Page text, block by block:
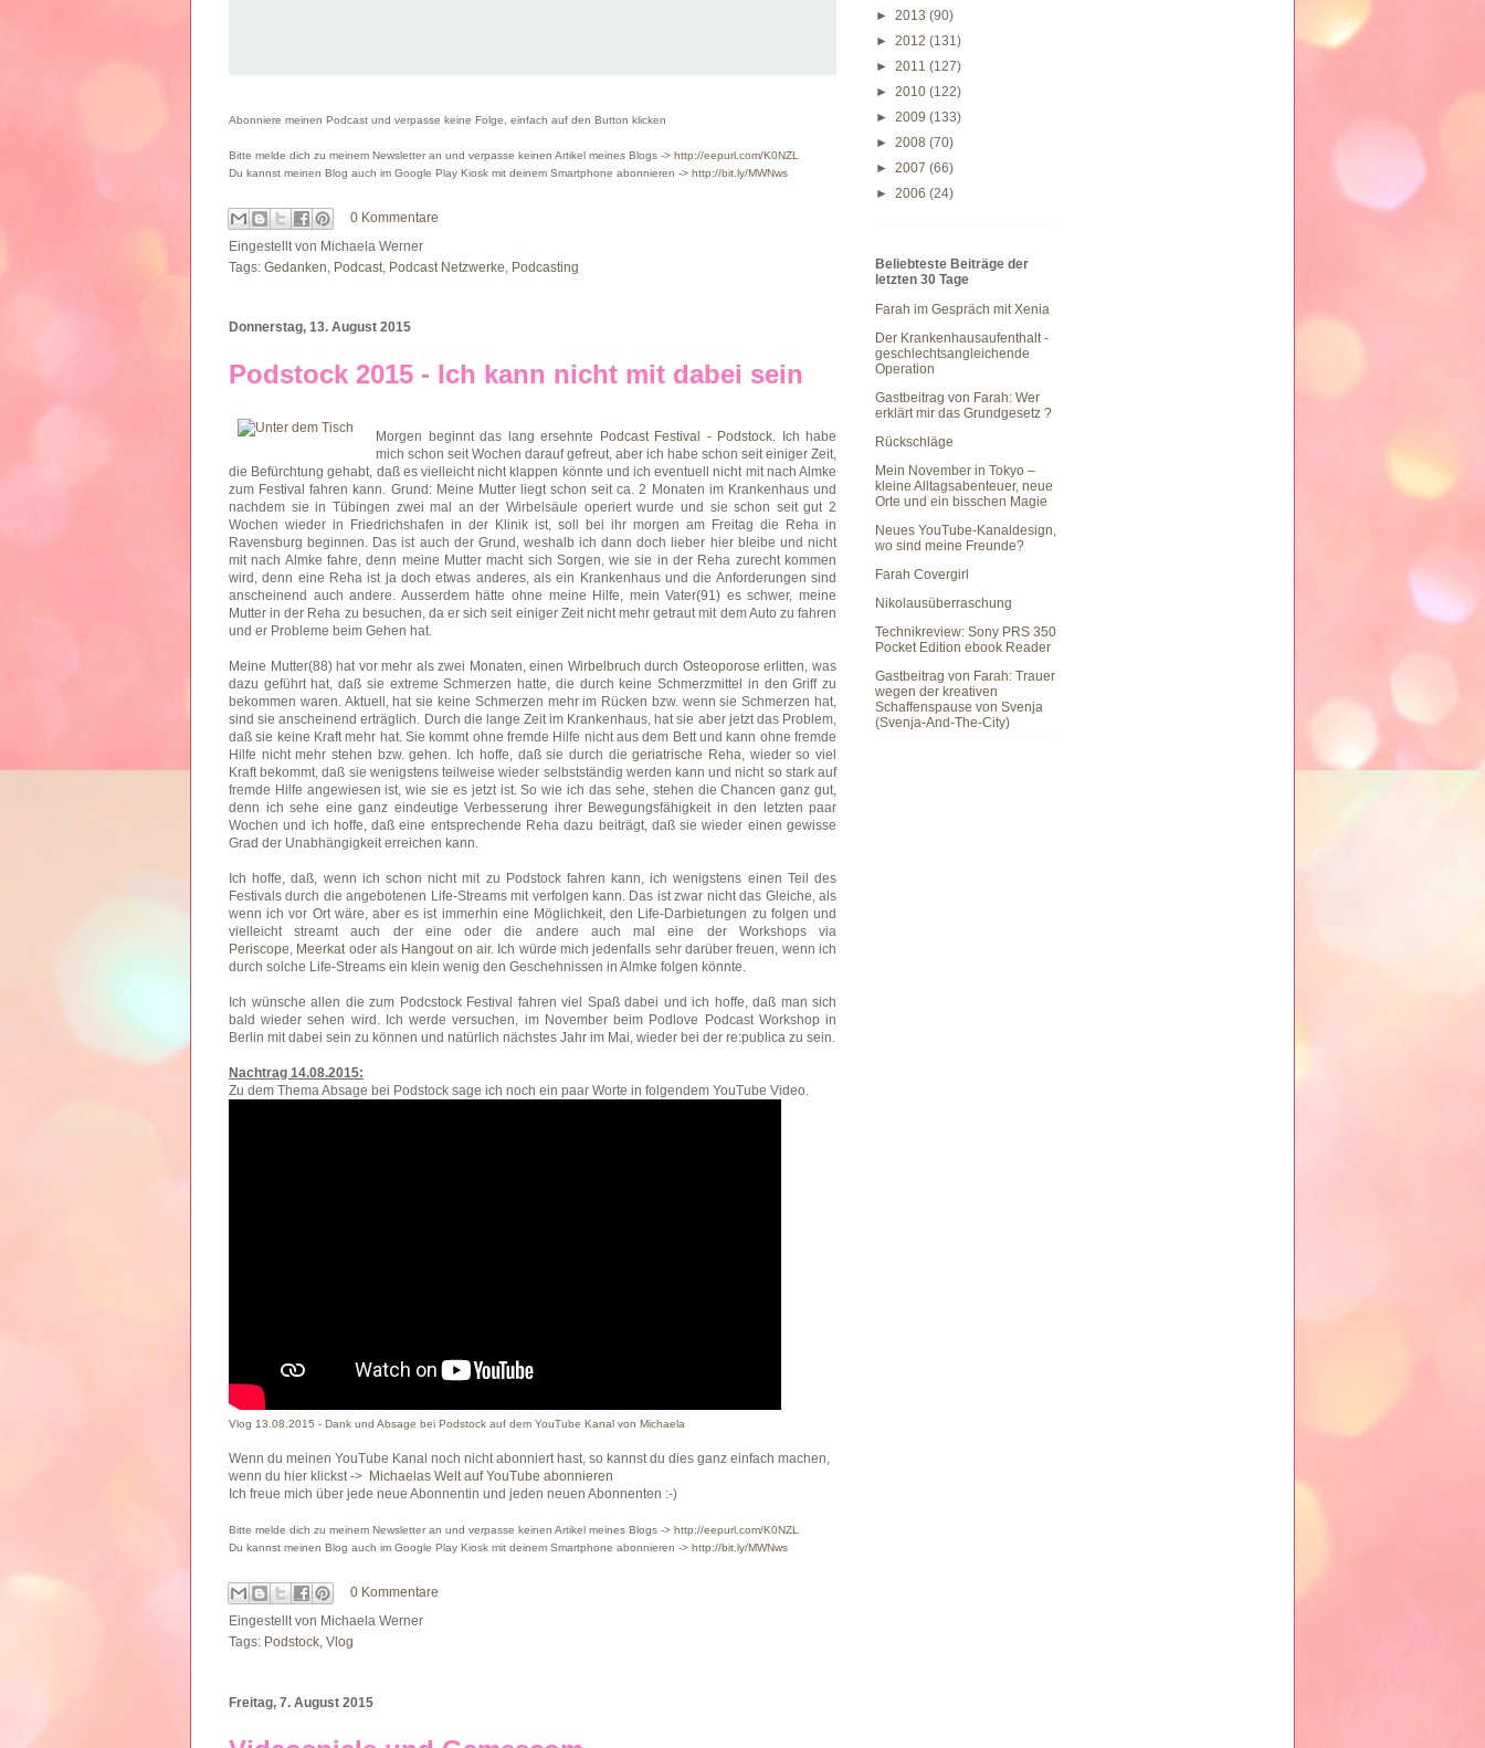
Abonniere meinen Podcast und verpasse keine Folge, einfach auf den Button klicken
Bitte melde dich zu meinem Newsletter an und verpasse keinen Artikel meines Blogs -> http://eepurl.com/K0NZL
Du kannst meinen Blog auch im Google Play Kiosk mit deinem Smartphone abonnieren -> http://bit.ly/MWNws
0 Kommentare
Eingestellt von Michaela Werner
Tags: Gedanken, Podcast, Podcast Netzwerke, Podcasting
Donnerstag, 13. August 2015
Podstock 2015 - Ich kann nicht mit dabei sein
Morgen beginnt das lang ersehnte Podcast Festival - Podstock. Ich habe
mich schon seit Wochen darauf gefreut, aber ich habe schon seit einiger Zeit,
die Befürchtung gehabt, daß es vielleicht nicht klappen könnte und ich eventuell nicht mit nach Almke
zum Festival fahren kann. Grund: Meine Mutter liegt schon seit ca. 2 Monaten im Krankenhaus und
nachdem sie in Tübingen zwei mal an der Wirbelsäule operiert wurde und sie schon seit gut 2
Wochen wieder in Friedrichshafen in der Klinik ist, soll bei ihr morgen am Freitag die Reha in
Ravensburg beginnen. Das ist auch der Grund, weshalb ich dann doch lieber hier bleibe und nicht
mit nach Almke fahre, denn meine Mutter macht sich Sorgen, wie sie in der Reha zurecht kommen
wird, denn eine Reha ist ja doch etwas anderes, als ein Krankenhaus und die Anforderungen sind
anscheinend auch andere. Ausserdem hätte ohne meine Hilfe, mein Vater(91) es schwer, meine
Mutter in der Reha zu besuchen, da er sich seit einiger Zeit nicht mehr getraut mit dem Auto zu fahren
und er Probleme beim Gehen hat.
Meine Mutter(88) hat vor mehr als zwei Monaten, einen Wirbelbruch durch Osteoporose erlitten, was
dazu geführt hat, daß sie extreme Schmerzen hatte, die durch keine Schmerzmittel in den Griff zu
bekommen waren. Aktuell, hat sie keine Schmerzen mehr im Rücken bzw. wenn sie Schmerzen hat,
sind sie anscheinend erträglich. Durch die lange Zeit im Krankenhaus, hat sie aber jetzt das Problem,
daß sie keine Kraft mehr hat. Sie kommt ohne fremde Hilfe nicht aus dem Bett und kann ohne fremde
Hilfe nicht mehr stehen bzw. gehen. Ich hoffe, daß sie durch diegeriatrische Reha, wieder so viel
Kraft bekommt, daß sie wenigstens teilweise wieder selbstständig werden kann und nicht so stark auf
fremde Hilfe angewiesen ist, wie sie es jetzt ist. So wie ich das sehe, stehen die Chancen ganz gut,
denn ich sehe eine ganz eindeutige Verbesserung ihrer Bewegungsfähigkeit in den letzten paar
Wochen und ich hoffe, daß eine entsprechende Reha dazu beiträgt, daß sie wieder einen gewisse
Grad der Unabhängigkeit erreichen kann.
Ich hoffe, daß, wenn ich schon nicht mit zu Podstock fahren kann, ich wenigstens einen Teil des
Festivals durch die angebotenen Life-Streams mit verfolgen kann. Das ist zwar nicht das Gleiche, als
wenn ich vor Ort wäre, aber es ist immerhin eine Möglichkeit, den Life-Darbietungen zu folgen und
vielleicht streamt auch der eine oder die andere auch mal eine der Workshops via
Periscope, Meerkatoder als Hangout on air. Ich würde mich jedenfalls sehr darüber freuen, wenn ich
durch solche Life-Streams ein klein wenig den Geschehnissen in Almke folgen könnte.
Ich wünsche allen die zum Podcstock Festival fahren viel Spaß dabei und ich hoffe, daß man sich
bald wieder sehen wird. Ich werde versuchen, im November beim Podlove Podcast Workshop in
Berlin mit dabei sein zu können und natürlich nächstes Jahr im Mai, wieder bei der re:publica zu sein.
Nachtrag 14.08.2015:
Zu dem Thema Absage bei Podstock sage ich noch ein paar Worte in folgendem YouTube Video.
Vlog 13.08.2015 - Dank und Absage bei Podstock auf dem YouTube Kanal von Michaela
Wenn du meinen YouTube Kanal noch nicht abonniert hast, so kannst du dies ganz einfach machen,
wenn du hier klickst -> Michaelas Welt auf YouTube abonnieren
Ich freue mich über jede neue Abonnentin und jeden neuen Abonnenten :-)
Bitte melde dich zu meinem Newsletter an und verpasse keinen Artikel meines Blogs -> http://eepurl.com/K0NZL
Du kannst meinen Blog auch im Google Play Kiosk mit deinem Smartphone abonnieren -> http://bit.ly/MWNws
0 Kommentare
Eingestellt von Michaela Werner
Tags: Podstock, Vlog
Freitag, 7. August 2015
► 2013 (90)
► 2012 (131)
► 2011 (127)
► 2010 (122)
► 2009 (133)
► 2008 (70)
► 2007 (66)
► 2006 (24)
Beliebteste Beiträge der
letzten 30 Tage
Farah im Gespräch mit Xenia
Der Krankenhausaufenthalt -
geschlechtsangleichende
Operation
Gastbeitrag von Farah: Wer
erklärt mir das Grundgesetz ?
Rückschläge
Mein November in Tokyo –
kleine Alltagsabenteuer, neue
Orte und ein bisschen Magie
Neues YouTube-Kanaldesign,
wo sind meine Freunde?
Farah Covergirl
Nikolausüberraschung
Technikreview: Sony PRS 350
Pocket Edition ebook Reader
Gastbeitrag von Farah: Trauer
wegen der kreativen
Schaffenspause von Svenja
(Svenja-And-The-City)